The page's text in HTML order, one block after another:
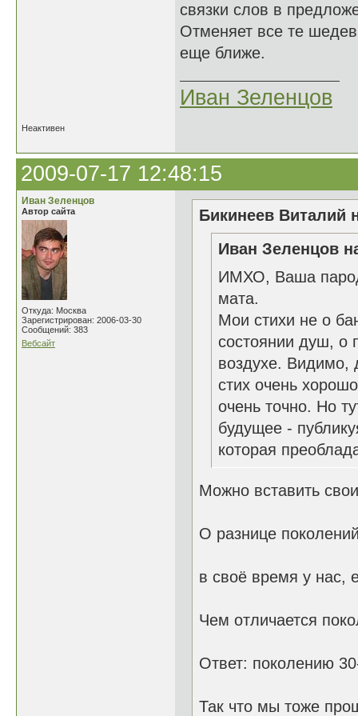
связки слов в
Отменяет все те
еще ближе.
Иван Зеленцов
Неактивен
2009-07-17 12:48:15
Иван Зеленцов
Автор сайта
Откуда: Москва
Зарегистрирован: 2006-03-30
Сообщений: 383
Вебсайт
Бикинеев Виталий
Иван Зеленцов
ИМХО, Ваша
мата.
Мои стихи не о
состоянии душ, о
воздухе. Видимо,
стих очень
очень точно. Но
будущее -
которая
Можно вставить
О разнице
в своё время у нас,
Чем отличается
Ответ: поколению
Так что мы тоже